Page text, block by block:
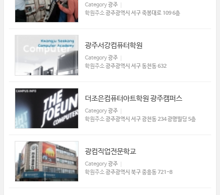
Category광주
학원주소광주광역시 서구 죽봉대로 109 6층
광주서강컴퓨터학원
Category광주
학원주소광주광역시 서구 동천동 632
더조은컴퓨터아트학원 광주캠퍼스
Category광주
학원주소광주광역시 서구 광천동 234 광명빌딩 5층
광컴직업전문학교
Category광주
학원주소광주광역시 북구 중흥동 721-8